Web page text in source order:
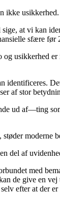
ikke
at vi kan
sfære før
usikkerhed
af stor
ud af—ting
moderne
del af
med
de give en
efter at der